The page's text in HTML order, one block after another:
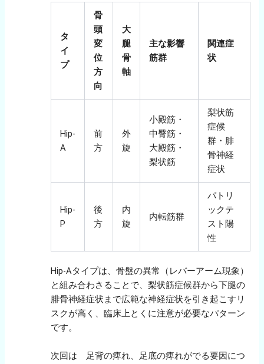
タ
イ
プ
骨
頭
変
位
方
向
大
腿
骨
軸
主な影響
筋群
関連症
状
Hip-
A
前
方
外
旋
小殿筋・
中臀筋・
大殿筋・
梨状筋
梨状筋
症候
群・腓
骨神経
症状
Hip-
P
後
方
内
旋
内転筋群
パトリ
ックテ
スト陽
性
Hip-Aタイプは、骨盤の異常（レバーアーム現象）
と組み合わさることで、梨状筋症候群から下腿の
腓骨神経症状まで広範な神経症状を引き起こすリ
スクが高く、臨床上とくに注意が必要なパターン
です。
次回は 足背の痺れ、足底の痺れがでる要因につ